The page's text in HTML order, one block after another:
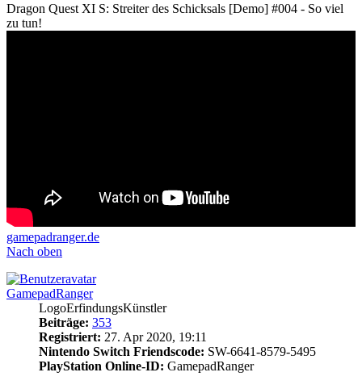
Dragon Quest XI S: Streiter des Schicksals [Demo] #004 - So viel
zu tun!
gamepadranger.de
Nach oben
GamepadRanger
LogoErfindungsKünstler
Beiträge: 353
Registriert: 27. Apr 2020, 19:11
Nintendo Switch Friendscode: SW-6641-8579-5495
PlayStation Online-ID: GamepadRanger